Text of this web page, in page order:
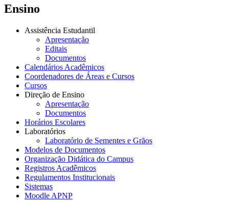
Ensino
Assistência Estudantil
Apresentação
Editais
Documentos
Calendários Acadêmicos
Coordenadores de Áreas e Cursos
Cursos
Direção de Ensino
Apresentação
Documentos
Horários Escolares
Laboratórios
Laboratório de Sementes e Grãos
Modelos de Documentos
Organização Didática do Campus
Registros Acadêmicos
Regulamentos Institucionais
Sistemas
Moodle APNP